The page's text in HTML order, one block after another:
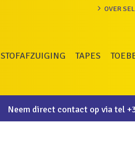
OVER
STOFAFZUIGING TAPES
Neem direct contact op via tel